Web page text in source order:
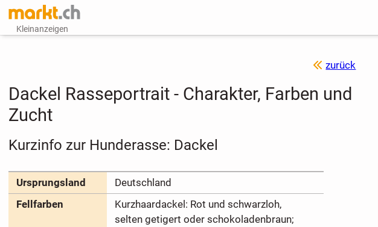
Kleinanzeigen
zurück
Dackel Rasseportrait - Charakter, Farben und
Zucht
Kurzinfo zur Hunderasse: Dackel
Ursprungsland
Deutschland
Fellfarben
Kurzhaardackel: Rot und schwarzloh,
selten getigert oder schokoladenbraun;